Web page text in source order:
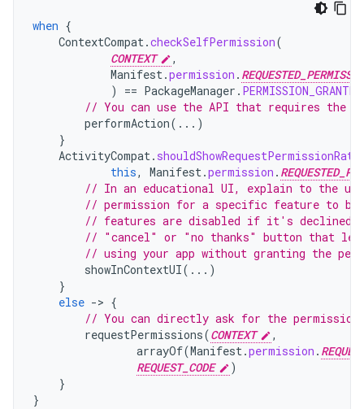
when {
ContextCompat.checkSelfPermission(
CONTEXT
,
Manifest.permission .
)
== PackageManager . PERMISSION_GRANTED
// You can use the API that requires the
performAction(...)
}
ActivityCompat.
this, Manifest.permission .
// In an educational UI, explain to the
// permission for a specific feature to
// features are disabled if it's
// "cancel" or "no thanks" button that
// using your app without granting the
showInContextUI(...)
}
else -> {
// You can directly ask for the
requestPermissions(CONTEXT
,
arrayOf(Manifest.permission .
REQUEST_CODE
)
}
}